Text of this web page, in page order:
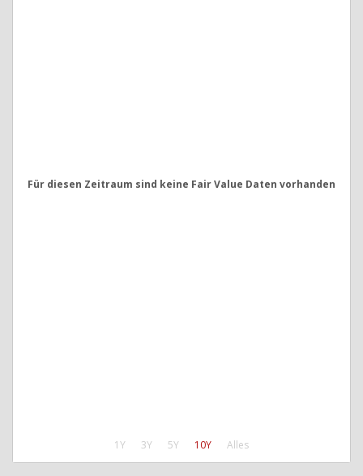
1Y 3Y 5Y 10Y Alles
Für diesen Zeitraum sind keine Fair Value Daten vorhanden